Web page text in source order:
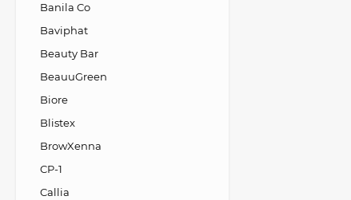
Banila Co
Baviphat
Beauty Bar
BeauuGreen
Biore
Blistex
BrowXenna
CP-1
Callia